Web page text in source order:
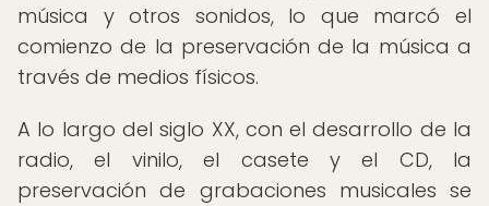
música y otros sonidos, lo que marcó el
comienzo de la preservación de la música a
través de medios físicos.
A lo largo del siglo XX, con el desarrollo de la
radio, el vinilo, el casete y el CD, la
preservación de grabaciones musicales se